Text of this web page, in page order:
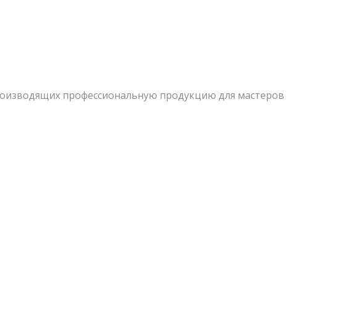
профессиональную продукцию для мастеров